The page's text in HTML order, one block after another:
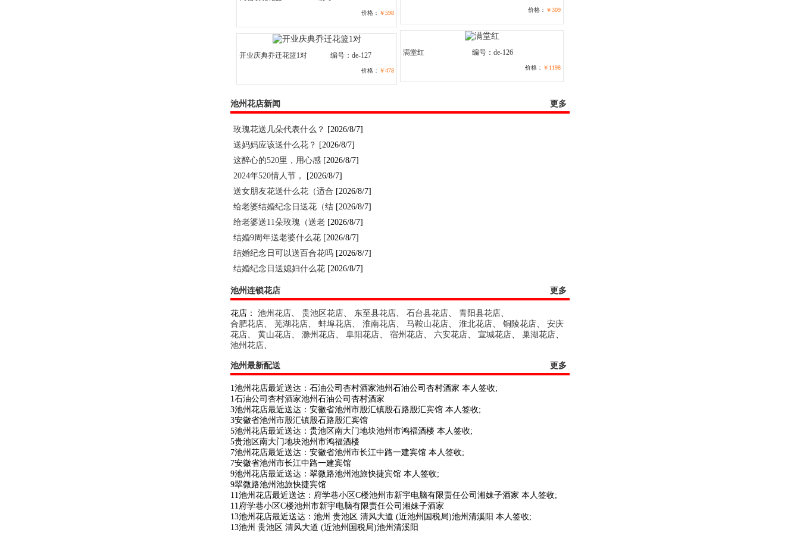
价格： ￥598 价格： ￥309
开业庆典乔迁花篮1对 编号：de-127
价格： ￥478
满堂红 编号：de-126
价格： ￥1198
池州花店新闻 更多
玫瑰花送几朵代表什么？ [2026/8/7]
送妈妈应该送什么花？ [2026/8/7]
这醉心的520里，用心感 [2026/8/7]
2024年520情人节，
[2026/8/7]
送女朋友花送什么花（适合 [2026/8/7]
给老婆结婚纪念日送花（结 [2026/8/7]
给老婆送11朵玫瑰（送老 [2026/8/7]
结婚9周年送老婆什么花 [2026/8/7]
结婚纪念日可以送百合花吗 [2026/8/7]
结婚纪念日送媳妇什么花 [2026/8/7]
池州连锁花店 更多
花店： 池州花店、 贵池区花店、 东至县花店、 石台县花店、 青阳县花店、
合肥花店、 芜湖花店、 蚌埠花店、 淮南花店、 马鞍山花店、 淮北花店、 铜陵花店、 安庆
花店、 黄山花店、 滁州花店、 阜阳花店、 宿州花店、 六安花店、 宣城花店、 巢湖花店、
池州花店、
池州最新配送 更多
1池州花店最近送达：石油公司杏村酒家池州石油公司杏村酒家 本人签收;
1石油公司杏村酒家池州石油公司杏村酒家
3池州花店最近送达：安徽省池州市殷汇镇殷石路殷汇宾馆 本人签收;
3安徽省池州市殷汇镇殷石路殷汇宾馆
5池州花店最近送达：贵池区南大门地块池州市鸿福酒楼 本人签收;
5贵池区南大门地块池州市鸿福酒楼
7池州花店最近送达：安徽省池州市长江中路一建宾馆 本人签收;
7安徽省池州市长江中路一建宾馆
9池州花店最近送达：翠微路池州池旅快捷宾馆 本人签收;
9翠微路池州池旅快捷宾馆
11池州花店最近送达：府学巷小区C楼池州市新宇电脑有限责任公司湘妹子酒家 本人签收;
11府学巷小区C楼池州市新宇电脑有限责任公司湘妹子酒家
13池州花店最近送达：池州 贵池区 清风大道 (近池州国税局)池州清溪阳 本人签收;
13池州 贵池区 清风大道 (近池州国税局)池州清溪阳